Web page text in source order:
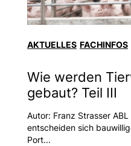
AKTUELLES FACHINFOS
Wie werden
gebaut? Teil III
Autor: Franz Strasser
entscheiden sich
Port...